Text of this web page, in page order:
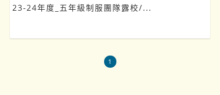
23-24年度_五年級制服團隊露校/...
1